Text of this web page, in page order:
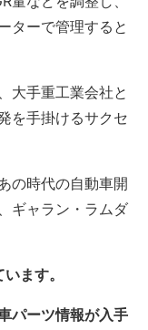
ターで管理すると
大手重工業会社と
を手掛けるサクセ
の時代の自動車開
ギャラン・ラムダ
ます。
パーツ情報が入手